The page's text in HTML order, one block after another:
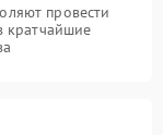
провести
кратчайшие